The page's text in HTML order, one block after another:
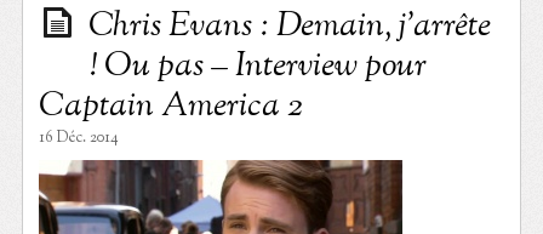
Chris Evans : Demain, j’arrête
! Ou pas – Interview pour
Captain America 2
16 Déc. 2014